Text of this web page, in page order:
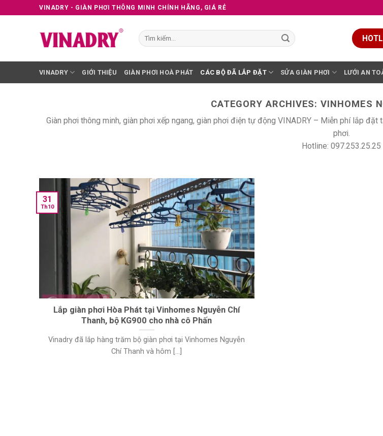
to
VINADRY - GIÀN PHƠI THÔNG MINH CHÍNH HÃNG, GIÁ RẺ
Tìm
kiếm:
VINADRY GIỚI THIỆU GIÀN PHƠI HOÀ PHÁT CÁC BỘ ĐÃ LẮP ĐẶT SỬA GIÀN PHƠI LƯỚI AN
CATEGORY ARCHIVES:VINHOMES
Giàn phơi thông minh, giàn phơi xếp ngang, giàn phơi điện tự động VINADRY – Miễn phí lắp
phơi.
Hotline: 097.253.25.25
Lắp giàn phơi Hòa Phát tại Vinhomes Nguyễn Chí
Thanh, bộ KG900 cho nhà cô Phấn
Vinadry đã lắp hàng trăm bộ giàn phơi tại Vinhomes Nguyễn
Chí Thanh và hôm [...]
31
Th10